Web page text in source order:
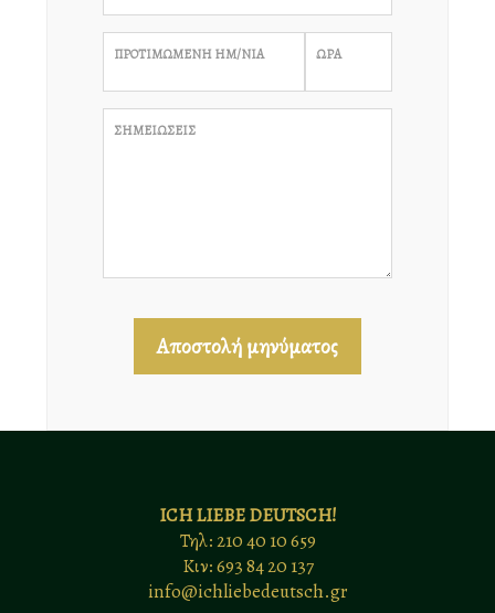
ΠΡΟΤΙΜΩΜΕΝΗ ΗΜ/ΝΙΑ ΩΡΑ
ΣΗΜΕΙΩΣΕΙΣ
Αποστολή μηνύματος
ICH LIEBE DEUTSCH!
Τηλ: 210 40 10 659
Κιν: 693 84 20 137
info@ichliebedeutsch.gr